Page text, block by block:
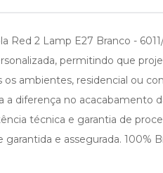
Red 2 Lamp E27 Branco -
permitindo que
os ambientes, residencial ou
diferença no acacabamento
técnica e garantia de
e assegurada. 100%